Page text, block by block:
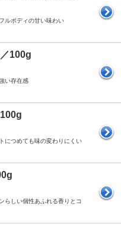
ルボディの甘い味わい
100g
い存在感
につめても味の変わりにくい
らしい個性あふれる香りとコ